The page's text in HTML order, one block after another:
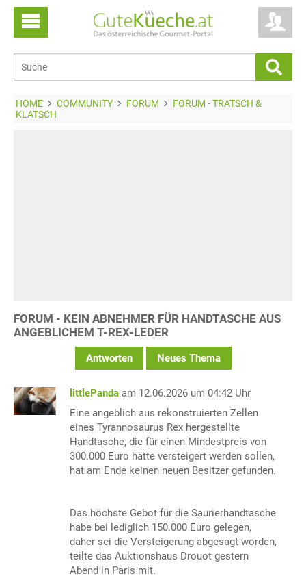
HOME COMMUNITY FORUM
FORUM - TRATSCH &
KLATSCH
FORUM - KEIN ABNEHMER FÜR HANDTASCHE AUS
ANGEBLICHEM T-REX-LEDER
Antworten Neues Thema
littlePanda am 12.06.2026 um 04:42 Uhr
Eine angeblich aus rekonstruierten Zellen
eines Tyrannosaurus Rex hergestellte
Handtasche, die für einen Mindestpreis von
300.000 Euro hätte versteigert werden sollen,
hat am Ende keinen neuen Besitzer gefunden.
Das höchste Gebot für die Saurierhandtasche
habe bei lediglich 150.000 Euro gelegen,
daher sei die Versteigerung abgesagt worden,
teilte das Auktionshaus Drouot gestern
Abend in Paris mit.